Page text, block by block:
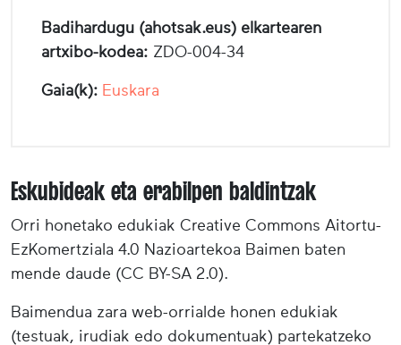
Badihardugu (ahotsak.eus) elkartearen
artxibo-kodea: ZDO-004-34
Gaia(k): Euskara
Eskubideak eta erabilpen baldintzak
Orri honetako edukiak Creative Commons Aitortu-
EzKomertziala 4.0 Nazioartekoa Baimen baten
mende daude (CC BY-SA 2.0).
Baimendua zara web-orrialde honen edukiak
(testuak, irudiak edo dokumentuak) partekatzeko